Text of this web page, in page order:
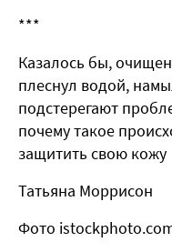
***
Казалось бы,
плеснул водой,
подстерегают
почему такое
защитить свою кожу
Татьяна Моррисон
Фото